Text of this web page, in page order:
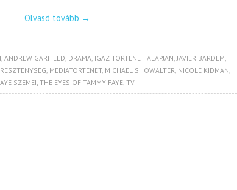
Olvasd tovább →
, ANDREW GARFIELD, DRÁMA, IGAZ TÖRTÉNET ALAPJÁN,JAVIER BARDEM,
, MÉDIATÖRTÉNET, MICHAEL SHOWALTER, NICOLE KIDMAN,
SZEMEI, THE EYES OF TAMMY FAYE, TV